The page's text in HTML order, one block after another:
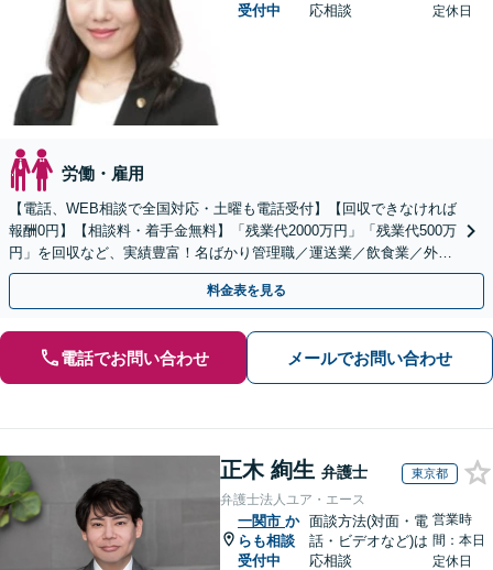
受付中
応相談
定休日
労働・雇用
【電話、WEB相談で全国対応・土曜も電話受付】【回収できなければ
報酬0円】【相談料・着手金無料】「残業代2000万円」「残業代500万
円」を回収など、実績豊富！名ばかり管理職／運送業／飲食業／外資
系など妥協せずに交渉！他で断られた方も対応。
料金表を見る
電話でお問い合わせ メールでお問い合わせ
正木 絢生 弁護士 東京都
弁護士法人ユア・エース
一関市 か
らも相談
受付中
面談方法(対面・電
話・ビデオなど)は
応相談
営業時
間：本日
定休日